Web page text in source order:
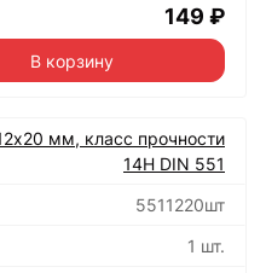
149 ₽
В корзину
мм, класс прочности
14Н DIN 551
5511220шт
1 шт.